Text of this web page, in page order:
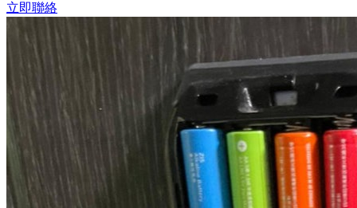
立即聯絡